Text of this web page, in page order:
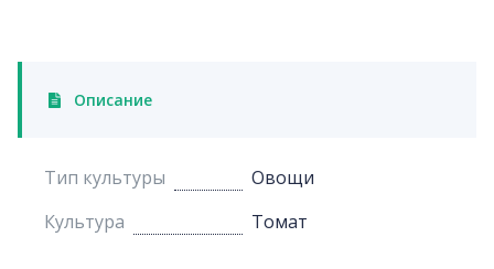
Описание
Тип культуры
Овощи
Культура
Томат